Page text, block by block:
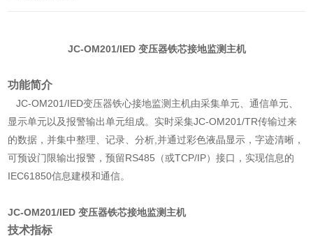
JC-OM201/IED 变压器铁芯接地监测主机
功能简介
JC-OM201/IED变压器铁心接地监测主机由采集单元、通信单元、
显示单元以及报警输出单元组成。实时采集JC-OM201/TR传输过来
的数据，并集中整理、记录、分析,并通过彩色液晶显示，字迹清晰，
可预设门限输出报警，预留RS485（或TCP/IP）接口，实现信息的
IEC61850信息建模和通信。
JC-OM201/IED 变压器铁芯接地监测主机
技术指标